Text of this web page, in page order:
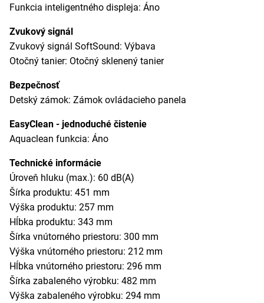
Funkcia inteligentného displeja: Áno
Zvukový signál
Zvukový signál SoftSound: Výbava
Otočný tanier: Otočný sklenený tanier
Bezpečnosť
Detský zámok: Zámok ovládacieho panela
EasyClean - jednoduché čistenie
Aquaclean funkcia: Áno
Technické informácie
Úroveň hluku (max.): 60 dB(A)
Šírka produktu: 451 mm
Výška produktu: 257 mm
Hĺbka produktu: 343 mm
Šírka vnútorného priestoru: 300 mm
Výška vnútorného priestoru: 212 mm
Hĺbka vnútorného priestoru: 296 mm
Šírka zabaleného výrobku: 482 mm
Výška zabaleného výrobku: 294 mm